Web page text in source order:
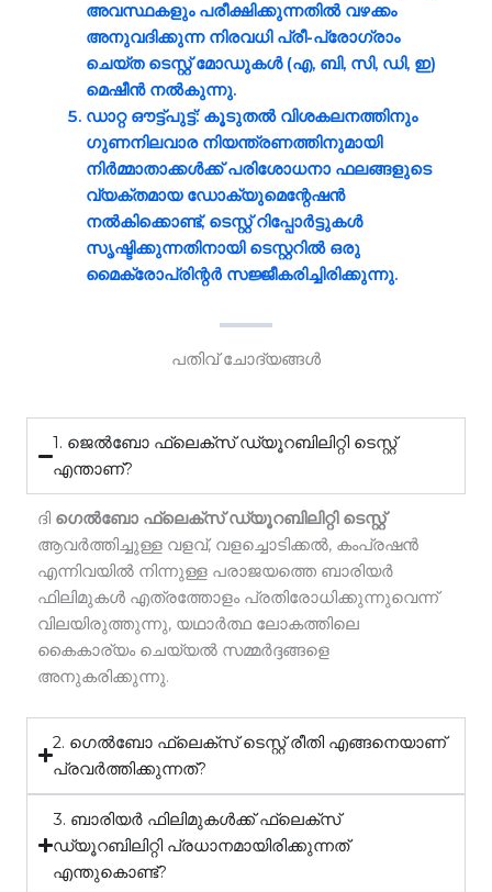
അവസ്ഥകളും പരീക്ഷിക്കുന്നതിൽ വഴക്കം
അനുവദിക്കുന്ന നിരവധി പ്രീ-പ്രോഗ്രാം
ചെയ്ത ടെസ്റ്റ് മോഡുകൾ (എ, ബി, സി, ഡി, ഇ)
മെഷീൻ നൽകുന്നു.
ഡാറ്റ ഔട്ട്പുട്ട്: കൂടുതൽ വിശകലനത്തിനും
ഗുണനിലവാര നിയന്ത്രണത്തിനുമായി
നിർമ്മാതാക്കൾക്ക് പരിശോധനാ ഫലങ്ങളുടെ
വ്യക്തമായ ഡോക്യുമെന്റേഷൻ
നൽകിക്കൊണ്ട്, ടെസ്റ്റ് റിപ്പോർട്ടുകൾ
സൃഷ്ടിക്കുന്നതിനായി ടെസ്റ്ററിൽ ഒരു
മൈക്രോപ്രിന്റർ സജ്ജീകരിച്ചിരിക്കുന്നു.
പതിവ് ചോദ്യങ്ങൾ
1. ജെൽബോ ഫ്ലെക്സ് ഡ്യൂറബിലിറ്റി ടെസ്റ്റ്
എന്താണ്?
ദി ഗെൽബോ ഫ്ലെക്സ് ഡ്യൂറബിലിറ്റി ടെസ്റ്റ്
ആവർത്തിച്ചുള്ള വളവ്, വളച്ചൊടിക്കൽ, കംപ്രഷൻ
എന്നിവയിൽ നിന്നുള്ള പരാജയത്തെ ബാരിയർ
ഫിലിമുകൾ എത്രത്തോളം പ്രതിരോധിക്കുന്നുവെന്ന്
വിലയിരുത്തുന്നു, യഥാർത്ഥ ലോകത്തിലെ
കൈകാര്യം ചെയ്യൽ സമ്മർദ്ദങ്ങളെ
അനുകരിക്കുന്നു.
2. ഗെൽബോ ഫ്ലെക്സ് ടെസ്റ്റ് രീതി എങ്ങനെയാണ്
പ്രവർത്തിക്കുന്നത്?
3. ബാരിയർ ഫിലിമുകൾക്ക് ഫ്ലെക്സ്
ഡ്യൂറബിലിറ്റി പ്രധാനമായിരിക്കുന്നത്
എന്തുകൊണ്ട്?